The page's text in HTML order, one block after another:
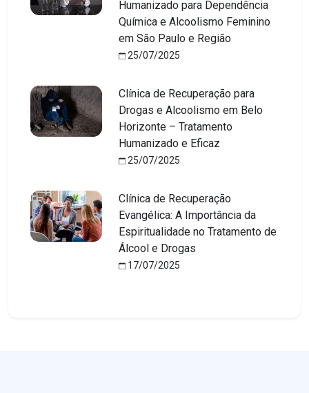
Humanizado para Dependência
Química e Alcoolismo Feminino
em São Paulo e Região
25/07/2025
Clínica de Recuperação para
Drogas e Alcoolismo em Belo
Horizonte – Tratamento
Humanizado e Eficaz
25/07/2025
Clínica de Recuperação
Evangélica: A Importância da
Espiritualidade no Tratamento de
Álcool e Drogas
17/07/2025